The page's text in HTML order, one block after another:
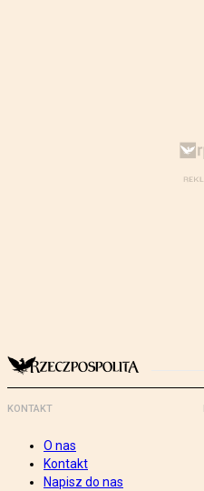
KONTAKT
O nas
Kontakt
Napisz do nas